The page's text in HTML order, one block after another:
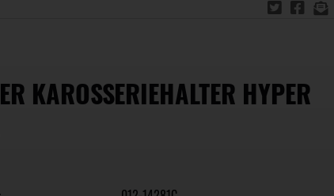
KAROSSERIEHALTER HYPER